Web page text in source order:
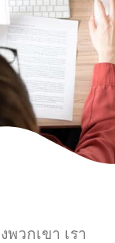
วกเขา เรา